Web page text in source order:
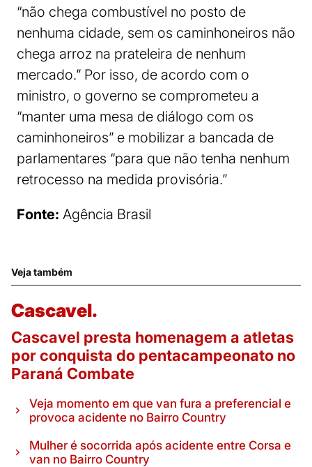
“não chega combustível no posto de
nenhuma cidade, sem os caminhoneiros não
chega arroz na prateleira de nenhum
mercado.” Por isso, de acordo com o
ministro, o governo se comprometeu a
“manter uma mesa de diálogo com os
caminhoneiros” e mobilizar a bancada de
parlamentares “para que não tenha nenhum
retrocesso na medida provisória.”
Fonte: Agência Brasil
Veja também
Cascavel.
Cascavel presta homenagem a atletas
por conquista do pentacampeonato no
Paraná Combate
Veja momento em que van fura a preferencial e
provoca acidente no Bairro Country
Mulher é socorrida após acidente entre Corsa e
van no Bairro Country